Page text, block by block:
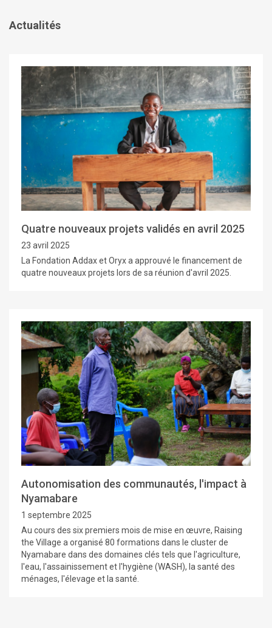
Actualités
Quatre nouveaux projets validés en avril 2025
23 avril 2025
La Fondation Addax et Oryx a approuvé le financement de
quatre nouveaux projets lors de sa réunion d'avril 2025.
Autonomisation des communautés, l'impact à
Nyamabare
1 septembre 2025
Au cours des six premiers mois de mise en œuvre, Raising
the Village a organisé 80 formations dans le cluster de
Nyamabare dans des domaines clés tels que l'agriculture,
l'eau, l'assainissement et l'hygiène (WASH), la santé des
ménages, l'élevage et la santé.